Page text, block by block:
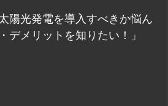

陽光発電を導入すべきか悩ん
デメリットを知りたい！」